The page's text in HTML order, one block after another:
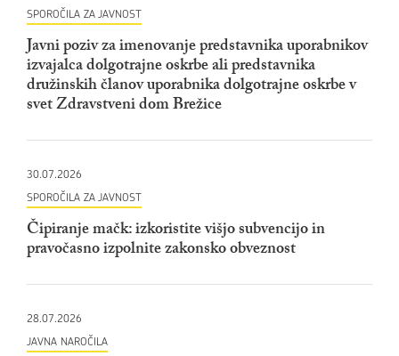
SPOROČILA ZA JAVNOST
Javni poziv za imenovanje predstavnika uporabnikov
izvajalca dolgotrajne oskrbe ali predstavnika
družinskih članov uporabnika dolgotrajne oskrbe v
svet Zdravstveni dom Brežice
30.07.2026
SPOROČILA ZA JAVNOST
Čipiranje mačk: izkoristite višjo subvencijo in
pravočasno izpolnite zakonsko obveznost
28.07.2026
JAVNA NAROČILA